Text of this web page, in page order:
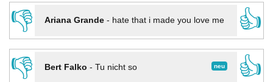
👎
Ariana Grande- hate that i made you love me
👍
👎
neu
Bert Falko - Tu nicht so
👍